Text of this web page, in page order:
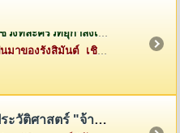
รังสิมันต์ เกิดขึ้นในช่วงที่ละครวิทยุกำลังเฟื่องฟูอยู่ในยุคกว่า 60 ปีที่แล้ว โดยคุณวีระ จิรา (สี่เสี่ย ยีซีม่อน) ผู้จัดการและเจ้าของห้องบันทึกเสียงบริษัท ยีซีม่อน เรดิโอ จำกัด (
“ใครอยากรู้ความเป็นมาของรังสิมันต์ เชิญทางนี้ค่ะ”
สตร์ "จ้าวสามแผ่นดิน"